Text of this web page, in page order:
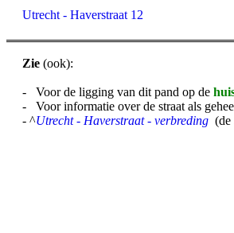
Utrecht - Haverstraat 12
Zie (ook):
- Voor de ligging van dit pand op de
- Voor informatie over de straat als
- ^Utrecht - Haverstraat - verbreding (de